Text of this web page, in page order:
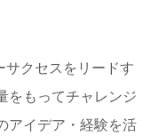
クセスをリードす
をもってチャレンジ
アイデア・経験を活